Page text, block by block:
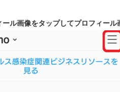
ール画像をタップしてプロフィール